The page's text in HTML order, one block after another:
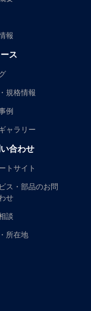
報
ス
規格情報
例
ャラリー
合わせ
トサイト
ス・部品のお問
せ
談
所在地